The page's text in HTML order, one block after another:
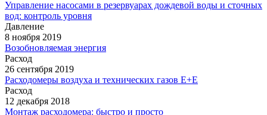
Управление насосами в резервуарах дождевой воды и сточных
вод: контроль уровня
Давление
8 ноября 2019
Возобновляемая энергия
Расход
26 сентября 2019
Расходомеры воздуха и технических газов E+E
Расход
12 декабря 2018
Монтаж расходомера: быстро и просто